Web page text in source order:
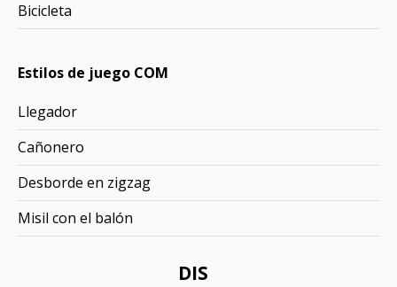
DIS
Bicicleta
Estilos de juego COM
Llegador
Cañonero
Desborde en zigzag
Misil con el balón